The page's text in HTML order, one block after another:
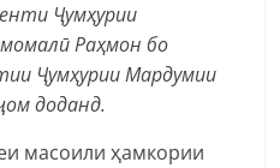
Ҷумҳурии
Раҳмон бо
Ҷумҳурии Мардумии
доданд.
масоили ҳамкории